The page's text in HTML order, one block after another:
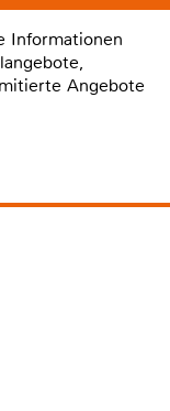
Informationen
Angebote